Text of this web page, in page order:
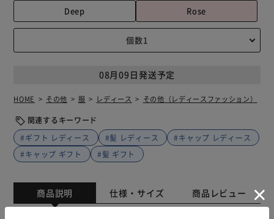
Deep
Rose
08月09日発送予定
HOME その他 服 レディース その他（レディースファッション）
関連するキーワード
#ギフト レディース
#髪 レディース
#キャップ レディース
#キャップ ギフト
#髪 ギフト
商品説明 仕様・サイズ 商品レビュー